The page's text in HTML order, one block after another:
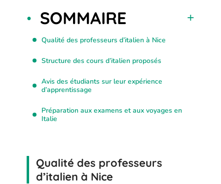
SOMMAIRE
Qualité des professeurs d’italien à Nice
Structure des cours d’italien proposés
Avis des étudiants sur leur expérience
d’apprentissage
Préparation aux examens et aux voyages en
Italie
Qualité des professeurs
d’italien à Nice